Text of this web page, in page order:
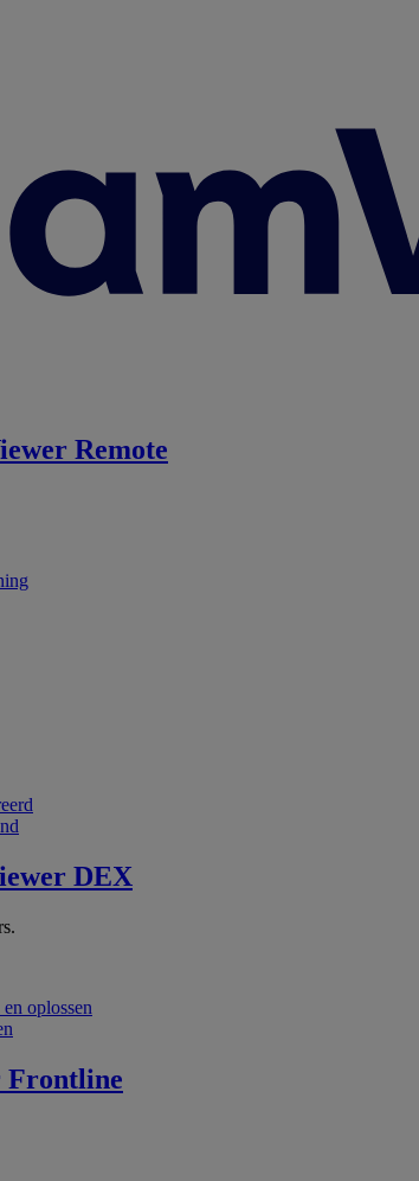
Remote
DEX
oplossen
Frontline